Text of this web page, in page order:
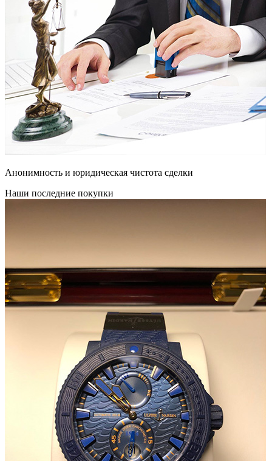
Анонимность и юридическая чистота сделки
Наши последние покупки